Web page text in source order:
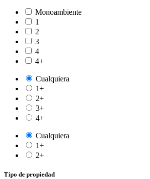
Monoambiente
1
2
3
4
4+
Cualquiera
1+
2+
3+
4+
Cualquiera
1+
2+
Tipo de propiedad